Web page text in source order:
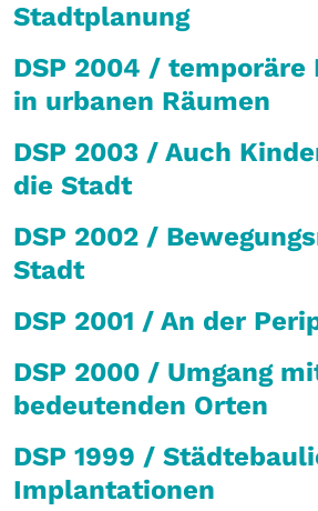
Stadtplanung
DSP 2004 / temporäre
in urbanen Räumen
DSP 2003 / Auch
die Stadt
DSP 2002 /
Stadt
DSP 2001 / An der
DSP 2000 / Umgang
bedeutenden Orten
DSP 1999 /
Implantationen